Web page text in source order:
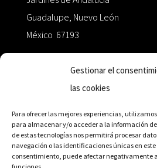
Gestionar el
las cookies
Para ofrecer las mejores experiencias,
para almacenar y/o acceder a la información
de estas tecnologías nos permitirá procesar
navegación o las identificaciones únicas en
consentimiento, puede afectar negativamente
Guadalupe, Nuevo León
México 67193
+52 811.499.5638
RED DE DISTRIBUCIÓN